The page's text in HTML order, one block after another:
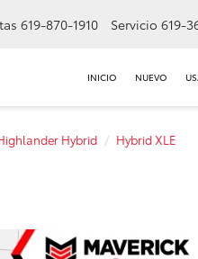
619-870-1910 Servicio 619-
INICIO NUEVO
Hybrid Hybrid XLE